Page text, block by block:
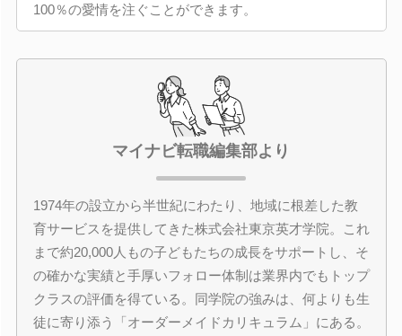
100％の愛情を注ぐことができます。
マイナビ転職編集部より
1974年の設立から半世紀にわたり、地域に根差した教
育サービスを提供してきた株式会社東京英才学院。これ
まで約20,000人もの子どもたちの成長をサポートし、そ
の確かな実績と手厚いフォロー体制は業界内でもトップ
クラスの評価を得ている。同学院の強みは、何よりも生
徒に寄り添う「オーダーメイドカリキュラム」にある。